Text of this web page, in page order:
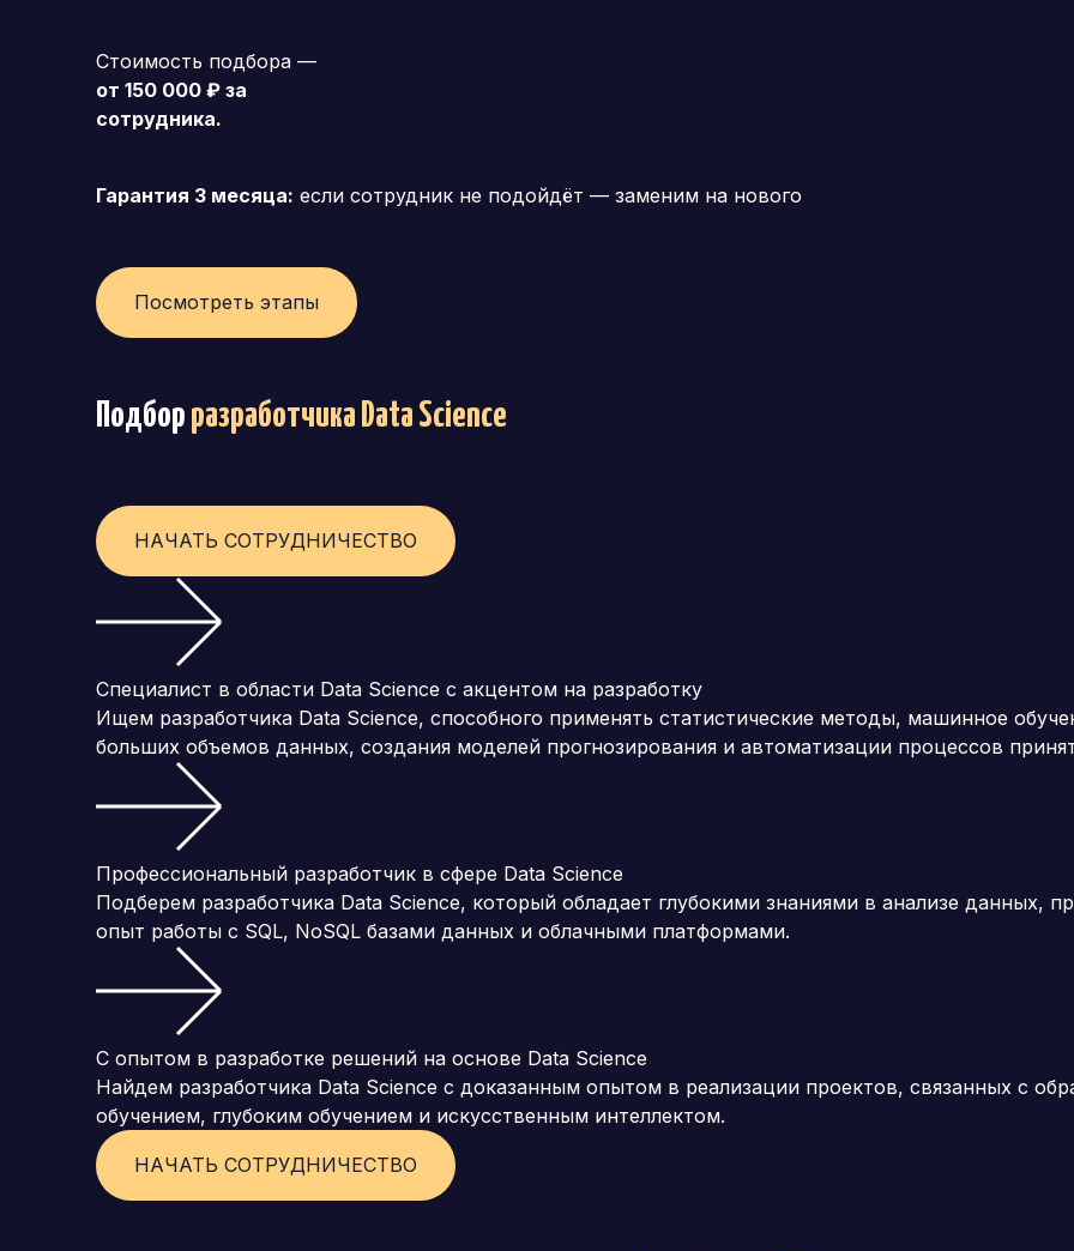
Стоимость подбора —
от 150 000 ₽ за
сотрудника.
Гарантия 3 месяца: если сотрудник не подойдёт — заменим на нового
Посмотреть этапы
Подбор разработчика Data Science
НАЧАТЬ СОТРУДНИЧЕСТВО
Специалист в области Data Science с акцентом на разработку
Ищем разработчика Data Science, способного применять статистические методы, машинное
больших объемов данных, создания моделей прогнозирования и автоматизации процессов
Профессиональный разработчик в сфере Data Science
Подберем разработчика Data Science, который обладает глубокими знаниями в анализе данных,
опыт работы с SQL, NoSQL базами данных и облачными платформами.
С опытом в разработке решений на основе Data Science
Найдем разработчика Data Science с доказанным опытом в реализации проектов, связанных с
обучением, глубоким обучением и искусственным интеллектом.
НАЧАТЬ СОТРУДНИЧЕСТВО